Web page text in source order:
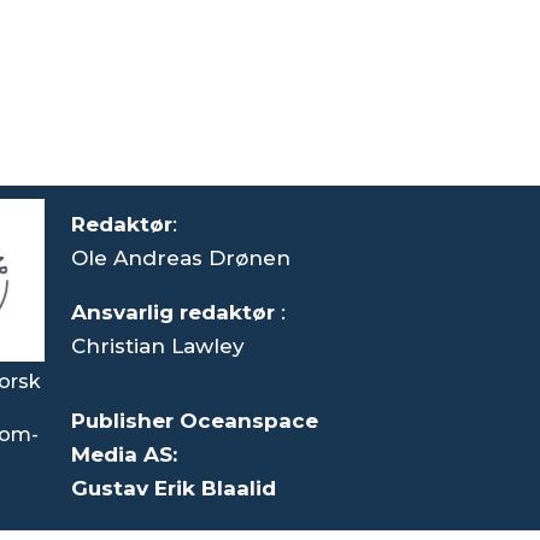
Redaktør:
Ole Andreas Drønen
Ansvarlig redaktør :
Christian Lawley
Publisher Oceanspace
Media AS:
Gustav Erik Blaalid